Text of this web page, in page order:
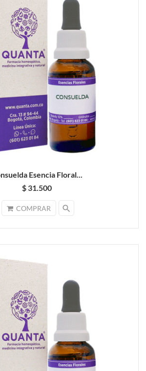
Esencia Floral...
$ 31.500
COMPRAR search